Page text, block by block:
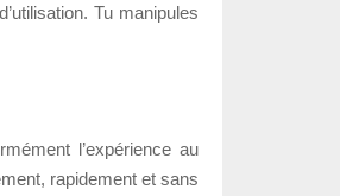
Tu manipules
l’expérience au
rapidement et sans